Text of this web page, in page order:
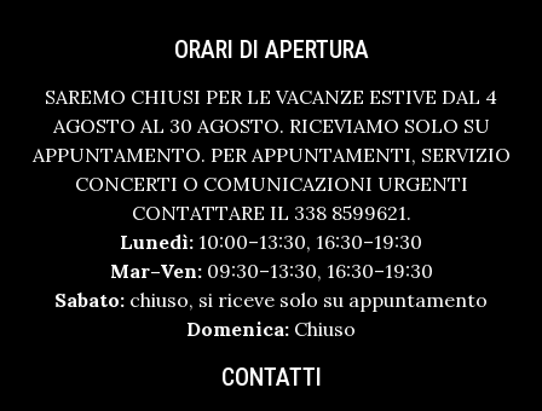
ORARI DI APERTURA
SAREMO CHIUSI PER LE VACANZE ESTIVE DAL 4
AGOSTO AL 30 AGOSTO. RICEVIAMO SOLO SU
APPUNTAMENTO. PER APPUNTAMENTI, SERVIZIO
CONCERTI O COMUNICAZIONI URGENTI
CONTATTARE IL 338 8599621.
Lunedì: 10:00–13:30, 16:30–19:30
Mar–Ven:09:30–13:30, 16:30–19:30
Sabato: chiuso, si riceve solo su appuntamento
Domenica: Chiuso
CONTATTI